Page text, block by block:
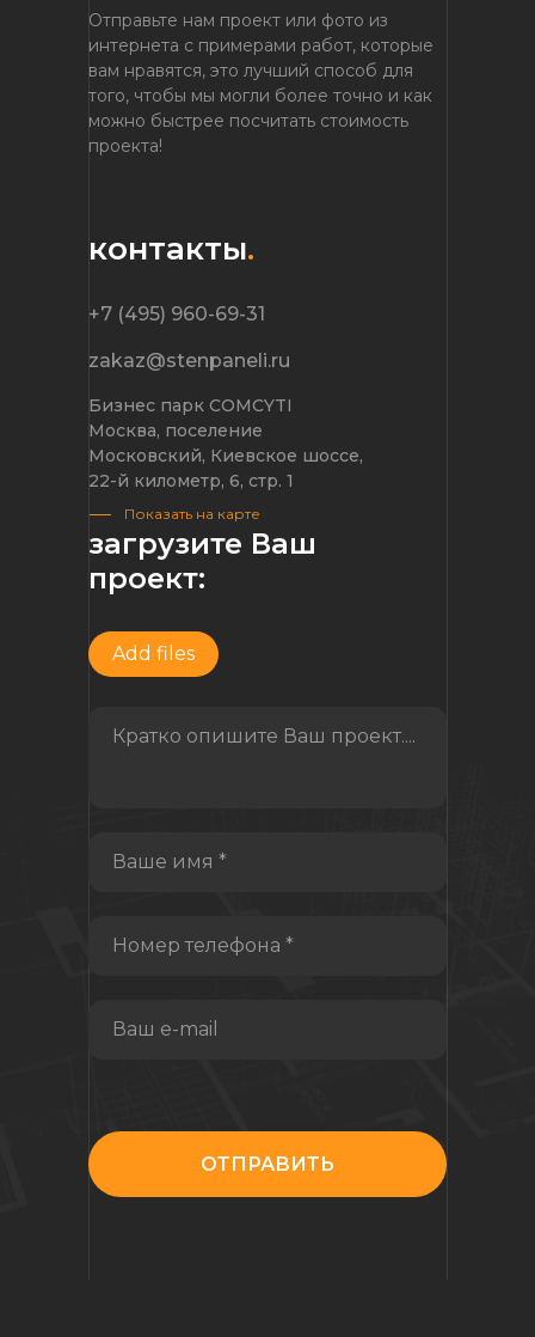
загрузите Ваш
проект:
Add files
Кратко опишите Ваш проект....
Ваше имя *
Номер телефона *
Ваш e-mail
ОТПРАВИТЬ
Отправьте нам проект или фото из
интернета с примерами работ, которые
вам нравятся, это лучший способ для
того, чтобы мы могли более точно и как
можно быстрее посчитать стоимость
проекта!
+7 (495) 960-69-31
zakaz@stenpaneli.ru
Бизнес парк COMCYTI
Москва, поселение
Московский, Киевское шоссе,
22-й километр, 6, стр. 1
контакты.
Показать на карте
защищены.Политика конфиденциальности.